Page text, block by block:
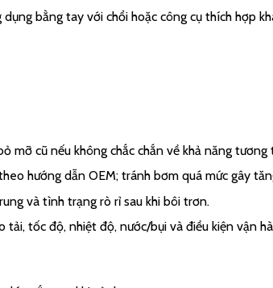
bằng tay với chổi hoặc công cụ thích hợp
mỡ cũ nếu không chắc chắn về khả năng tương
hướng dẫn OEM; tránh bơm quá mức gây
và tình trạng rò rỉ sau khi bôi trơn.
tốc độ, nhiệt độ, nước/bụi và điều kiện vận